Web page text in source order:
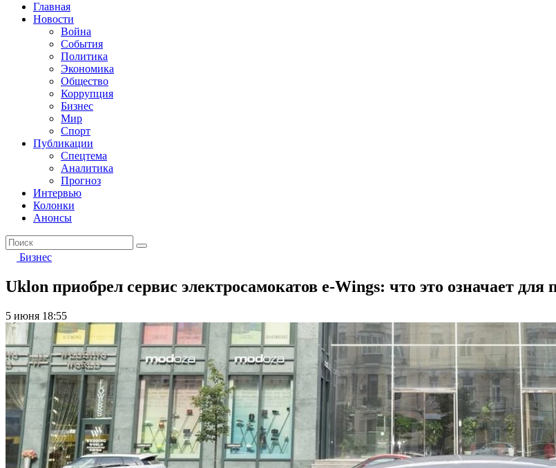
Главная
Новости
Война
События
Политика
Экономика
Общество
Коррупция
Бизнес
Мир
Спорт
Публикации
Спецтема
Аналитика
Прогноз
Интервью
Колонки
Анонсы
Бизнес
Uklon приобрел сервис электросамокатов e-Wings: что это означает для
5 июня 18:55